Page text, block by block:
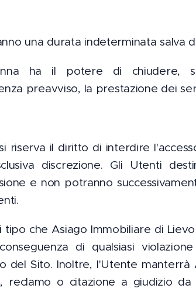
una durata indeterminata salva
ha il potere di chiudere,
preavviso, la prestazione dei
riserva il diritto di interdire
discrezione. Gli Utenti
e non potranno
tipo che Asiago Immobiliare di
di qualsiasi
del Sito. Inoltre, l'Utente
reclamo o citazione a giudizio